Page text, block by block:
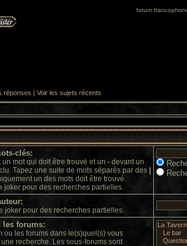
forum
réponses | Voir les sujets récents
clés:
un mot qui doit être trouvé et un - devant un
Tapez une suite de mots séparés par des
un des mots doit être trouvé.
joker pour des recherches partielles.
joker pour des recherches partielles.
les forums:
ou les forums dans le(s)quel(s) vous
recherche. Les sous-forums sont